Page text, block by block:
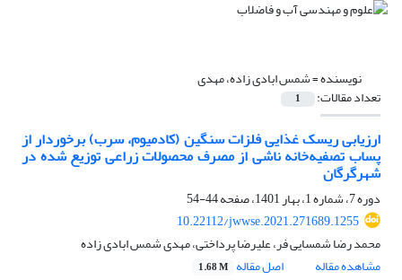
نویسنده =شمس ابادی زاده، مهدی
تعداد مقالات: 1
ارزیابی ریسک غذایی فلزات سنگین (کادمیوم، سرب) برخوردار از
پساب تصفیه‌خانه ناشی از مصرف محصولات زراعی توزیع شده در
شهرگرگان
دوره 7، شماره 1، بهار 1401، صفحه
44-54
10.22112/jwwse.2021.271689.1255
محمد رضا شمسایی فر، علیرضا پرداختی، مهدی شمس ابادی زاده
مشاهده مقاله
اصل مقاله 1.68 M